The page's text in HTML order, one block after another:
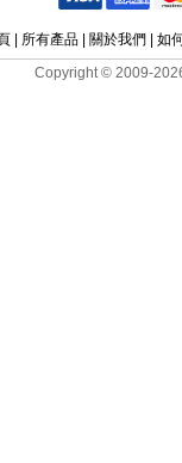
所有產品 關於我們
如
Copyright © 2009-